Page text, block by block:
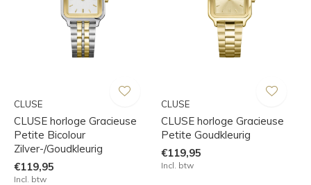
CLUSE
CLUSE horloge Gracieuse
Petite Bicolour
Zilver-/Goudkleurig
€119,95
Incl. btw
CLUSE
CLUSE horloge Gracieuse
Petite Goudkleurig
€119,95
Incl. btw